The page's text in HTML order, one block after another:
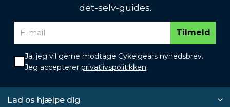
det-selv-guides.
Tilmeld
Ja, jeg vil gerne modtage Cykelgears nyhedsbrev.
Jeg accepterer privatlivspolitikken.
Lad os hjælpe dig